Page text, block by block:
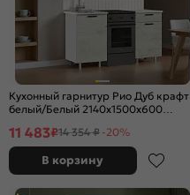
Кухонный гарнитур Рио Дуб крафт
белый/Белый 2140x1500x600
11 483₽14 354 ₽ -20%
В корзину